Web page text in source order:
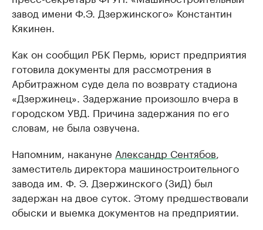
завод имени Ф.Э. Дзержинского» Константин
Кякинен.
Как он сообщил РБК Пермь, юрист предприятия
готовила документы для рассмотрения в
Арбитражном суде дела по возврату стадиона
«Дзержинец». Задержание произошло вчера в
городском УВД. Причина задержания по его
словам, не была озвучена.
Напомним, накануне ​ Александр Сентябов
заместитель директора машиностроительного
завода им. Ф. Э. Дзержинского (ЗиД) был
задержан на двое суток. Этому предшествовали
обыски и выемка документов на предприятии.